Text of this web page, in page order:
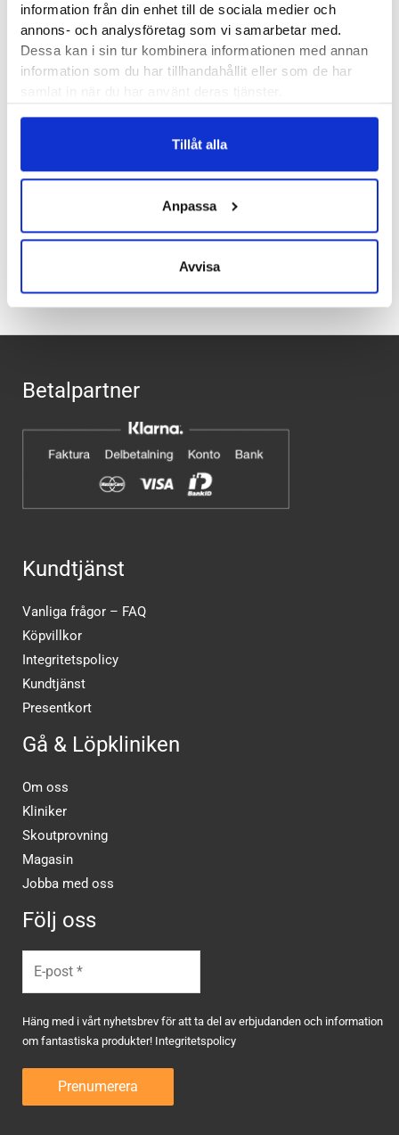
information från din enhet till de sociala medier och
annons- och analysföretag som vi samarbetar med.
Dessa kan i sin tur kombinera informationen med annan
information som du har tillhandahållit eller som de har
Tillåt alla
Anpassa
Avvisa
du bara drar på dig skon och börjar gå. Ingen knytning krävs.
Modellen är lätt, luftig och oerhört smidig. En klockren
modell för dina vardagsäventyr.
Butiker: Umeå
Recensioner
Betalpartner
Kundtjänst
Vanliga frågor – FAQ
Köpvillkor
Integritetspolicy
Kundtjänst
Presentkort
Gå & Löpkliniken
Om oss
Kliniker
Skoutprovning
Magasin
Jobba med oss
Följ oss
Häng med i vårt nyhetsbrev för att ta del av erbjudanden och information
om fantastiska produkter! Integritetspolicy